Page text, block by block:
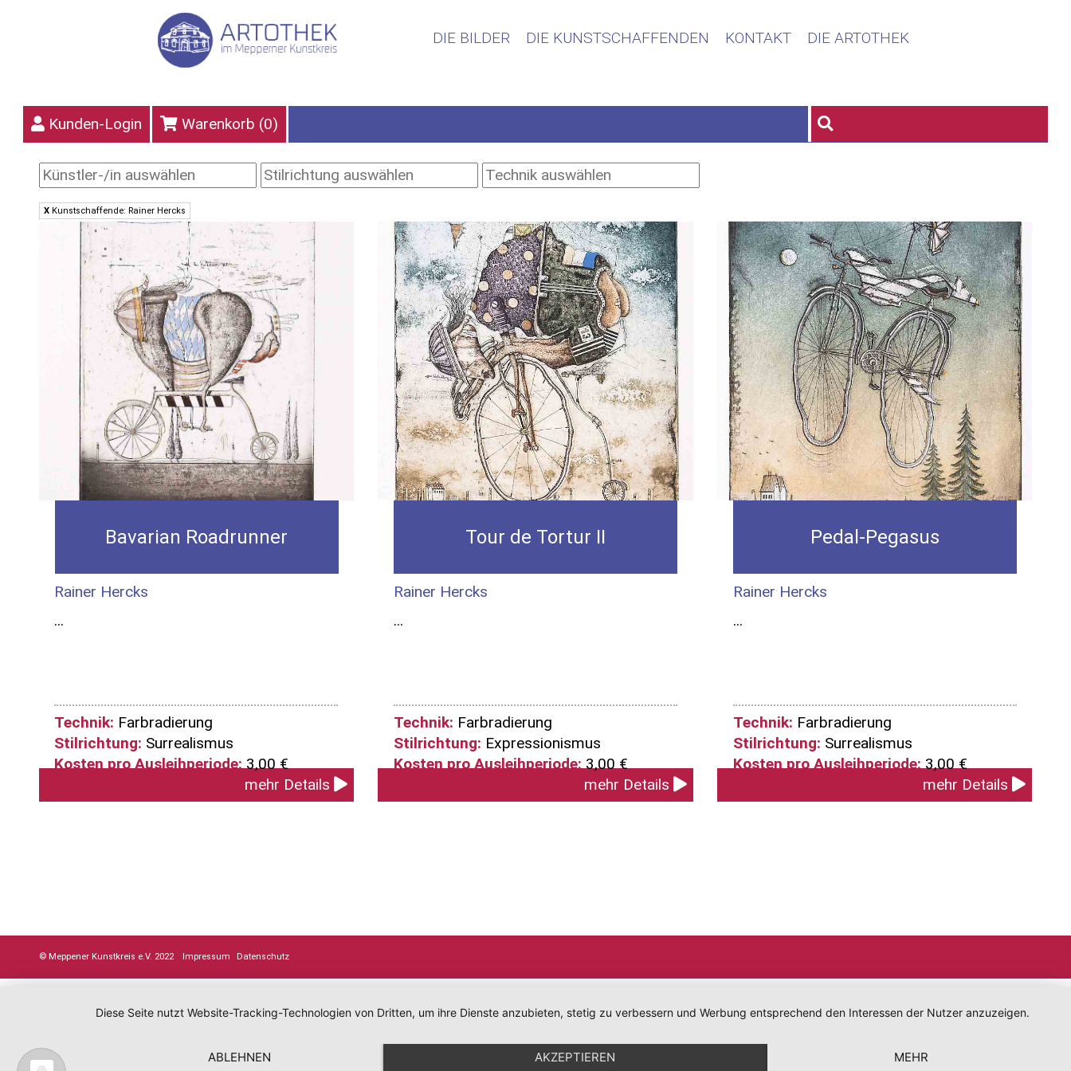
DIE BILDER DIE KUNSTSCHAFFENDEN KONTAKT DIE ARTOTHEK
Kunden-Login Warenkorb (0)
XKunstschaffende: Rainer Hercks
Bavarian Roadrunner
Rainer Hercks
...
Technik: Farbradierung
Stilrichtung: Surrealismus
Kosten pro Ausleihperiode:3,00 €
mehr Details
Tour de Tortur II
Rainer Hercks
...
Technik: Farbradierung
Stilrichtung: Expressionismus
Kosten pro Ausleihperiode:3,00 €
mehr Details
Pedal-Pegasus
Rainer Hercks
...
Technik: Farbradierung
Stilrichtung: Surrealismus
Kosten pro Ausleihperiode:3,00 €
mehr Details
© Meppener Kunstkreis e.V. 2022 Impressum Datenschutz
Diese Seite nutzt Website-Tracking-Technologien von Dritten, um ihre Dienste anzubieten, stetig zu verbessern und Werbung entsprechend den Interessen der Nutzer anzuzeigen.
ABLEHNEN AKZEPTIEREN MEHR